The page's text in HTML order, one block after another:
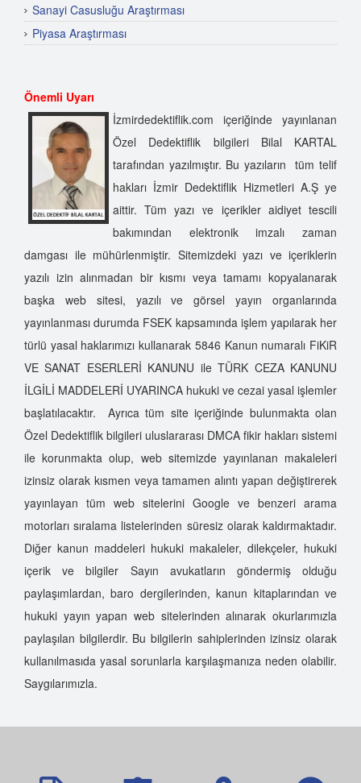
Sanayi Casusluğu Araştırması
Piyasa Araştırması
Önemli Uyarı
İzmirdedektiflik.com içeriğinde yayınlanan
Özel Dedektiflik bilgileri Bilal KARTAL
tarafından yazılmıştır. Bu yazıların tüm telif
hakları İzmir Dedektiflik Hizmetleri A.Ş ye
aittir. Tüm yazı ve içerikler aidiyet tescili
bakımından elektronik imzalı zaman
damgası ile mühürlenmiştir. Sitemizdeki yazı ve içeriklerin
yazılı izin alınmadan bir kısmı veya tamamı kopyalanarak
başka web sitesi, yazılı ve görsel yayın organlarında
yayınlanması durumda FSEK kapsamında işlem yapılarak her
türlü yasal haklarımızı kullanarak 5846 Kanun numaralı FiKiR
VE SANAT ESERLERİ KANUNU ile TÜRK CEZA KANUNU
İLGİLİ MADDELERİ UYARINCA hukuki ve cezai yasal işlemler
başlatılacaktır. Ayrıca tüm site içeriğinde bulunmakta olan
Özel Dedektiflik bilgileri uluslararası DMCA fikir hakları sistemi
ile korunmakta olup, web sitemizde yayınlanan makaleleri
izinsiz olarak kısmen veya tamamen alıntı yapan değiştirerek
yayınlayan tüm web sitelerini Google ve benzeri arama
motorları sıralama listelerinden süresiz olarak kaldırmaktadır.
Diğer kanun maddeleri hukuki makaleler, dilekçeler, hukuki
içerik ve bilgiler Sayın avukatların göndermiş olduğu
paylaşımlardan, baro dergilerinden, kanun kitaplarından ve
hukuki yayın yapan web sitelerinden alınarak okurlarımızla
paylaşılan bilgilerdir. Bu bilgilerin sahiplerinden izinsiz olarak
kullanılmasıda yasal sorunlarla karşılaşmanıza neden olabilir.
Saygılarımızla.